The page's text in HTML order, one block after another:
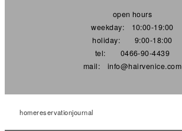
open hours
weekday: 10:00-19:00
holiday: 9:00-18:00
tel: 0466-90-4439
mail: info@hairvenice.com
homereservationjournal